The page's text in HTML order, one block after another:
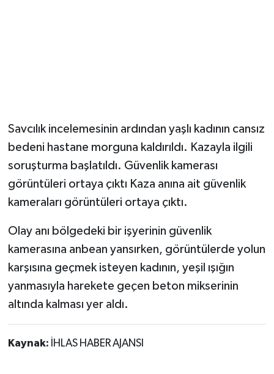
Savcılık incelemesinin ardından yaşlı kadının cansız
bedeni hastane morguna kaldırıldı. Kazayla ilgili
soruşturma başlatıldı. Güvenlik kamerası
görüntüleri ortaya çıktı Kaza anına ait güvenlik
kameraları görüntüleri ortaya çıktı.
Olay anı bölgedeki bir işyerinin güvenlik
kamerasına anbean yansırken, görüntülerde yolun
karşısına geçmek isteyen kadının, yeşil ışığın
yanmasıyla harekete geçen beton mikserinin
altında kalması yer aldı.
Kaynak: İHLAS HABER AJANSI